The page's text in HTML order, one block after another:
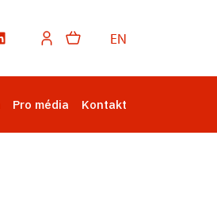
EN
Pro média Kontakt